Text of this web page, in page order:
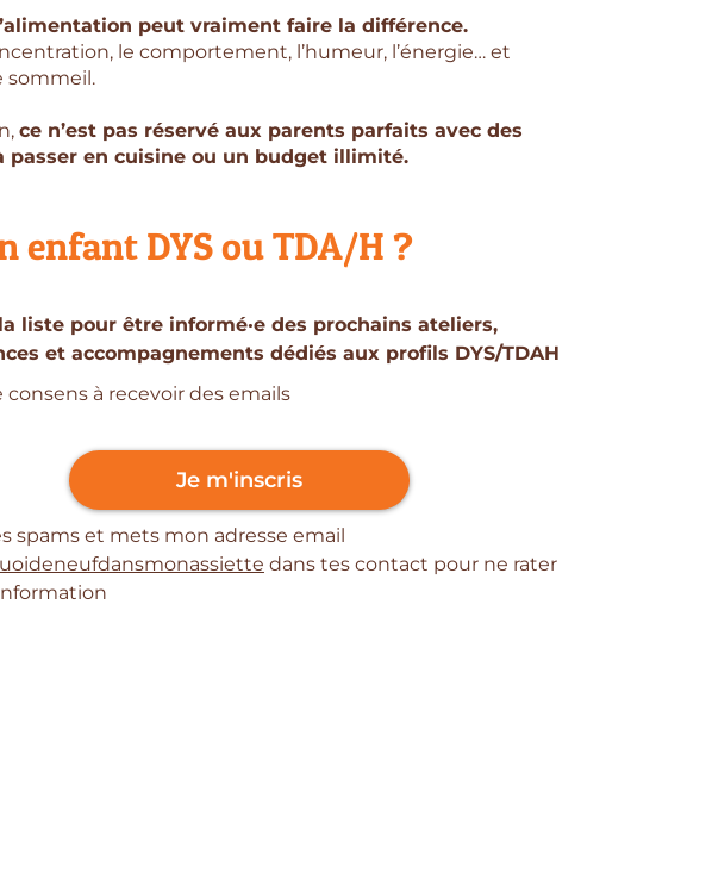
peut vraiment faire la différence.
le comportement, l’humeur, l’énergie… et
sommeil.
ce n’est pas réservé aux parents parfaits avec des
passer en cuisine ou un budget illimité.
enfant DYS ou TDA/H ?
liste pour être informé·e des prochains ateliers,
et accompagnements dédiés aux profils DYS/TDAH
consens à recevoir des emails
Je m'inscris
spams et mets mon adresse email
dans tes contact pour ne rater